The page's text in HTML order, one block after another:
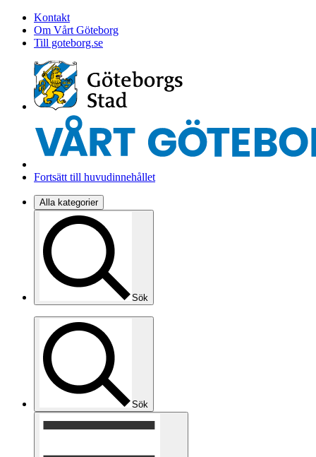
Kontakt
Om Vårt Göteborg
Till goteborg.se
Fortsätt till huvudinnehållet
Alla kategorier
Sök
Sök